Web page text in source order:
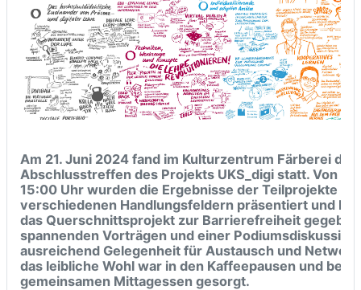
Am 21. Juni 2024 fand im Kulturzentrum Färberei das
Abschlusstreffen des Projekts UKS_digi statt. Von
15:00 Uhr wurden die Ergebnisse der Teilprojekte in
verschiedenen Handlungsfeldern präsentiert und
das Querschnittsprojekt zur Barrierefreiheit
spannenden Vorträgen und einer Podiumsdiskussion
ausreichend Gelegenheit für Austausch und
das leibliche Wohl war in den Kaffeepausen und bei
gemeinsamen Mittagessen gesorgt.